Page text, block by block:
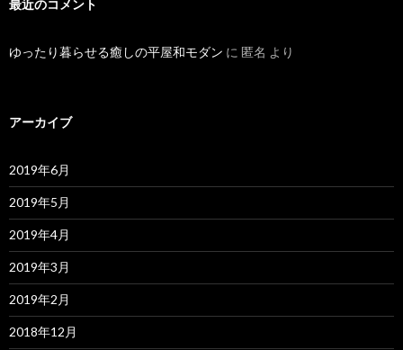
最近のコメント
ゆったり暮らせる癒しの平屋和モダン に 匿名 より
アーカイブ
2019年6月
2019年5月
2019年4月
2019年3月
2019年2月
2018年12月